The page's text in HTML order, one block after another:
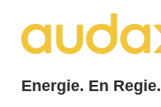
Energie. En Regie.